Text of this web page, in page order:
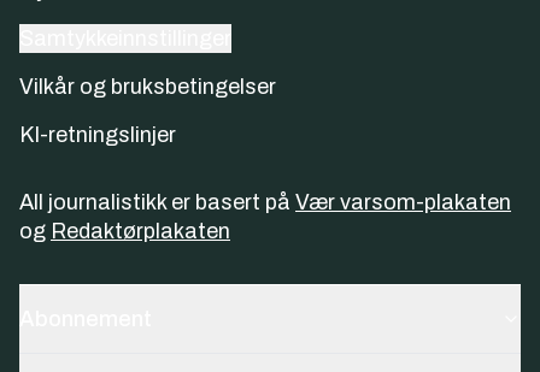
Vilkår og bruksbetingelser
KI-retningslinjer
All journalistikk er basert på Vær varsom-plakaten
og Redaktørplakaten